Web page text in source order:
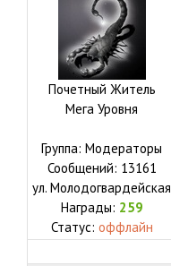
Почетный Житель
Мега Уровня
Группа: Модераторы
Сообщений: 13161
ул. Молодогвардейская
Награды: 259
Статус: оффлайн